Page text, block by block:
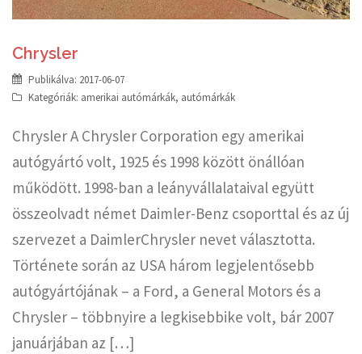
Chrysler
Publikálva: 2017-06-07
Kategóriák: amerikai autómárkák, autómárkák
Chrysler A Chrysler Corporation egy amerikai
autógyártó volt, 1925 és 1998 között önállóan
működött. 1998-ban a leányvállalataival együtt
összeolvadt német Daimler-Benz csoporttal és az új
szervezet a DaimlerChrysler nevet választotta.
Története során az USA három legjelentősebb
autógyártójának – a Ford, a General Motors és a
Chrysler – többnyire a legkisebbike volt, bár 2007
januárjában az […]